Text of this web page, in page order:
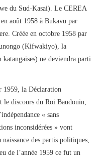
du Sud-Kasai). Le CEREA
août 1958 à Bukavu par
Créée en octobre 1958 par
(Kifwakiyo), la
ne deviendra parti
1959, la Déclaration
le discours du Roi Baudouin,
« sans
inconsidérées » vont
des partis politiques,
de l’année 1959 ce fut un